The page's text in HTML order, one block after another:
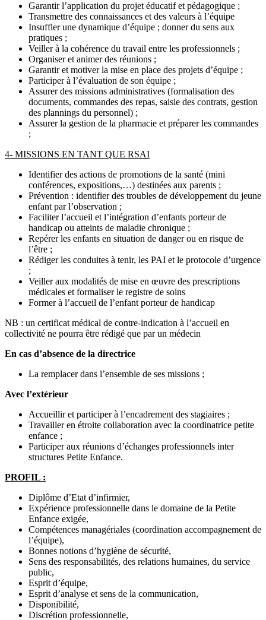
Garantir l’application du projet éducatif et pédagogique ;
Transmettre des connaissances et des valeurs à l’équipe
Insuffler une dynamique d’équipe ; donner du sens aux
pratiques ;
Veiller à la cohérence du travail entre les professionnels ;
Organiser et animer des réunions ;
Garantir et motiver la mise en place des projets d’équipe ;
Participer à l’évaluation de son équipe ;
Assurer des missions administratives (formalisation des
documents, commandes des repas, saisie des contrats, gestion
des plannings du personnel) ;
Assurer la gestion de la pharmacie et préparer les commandes
;
4- MISSIONS EN TANT QUE RSAI
Identifier des actions de promotions de la santé (mini
conférences, expositions,…) destinées aux parents ;
Prévention : identifier des troubles de développement du jeune
enfant par l’observation ;
Faciliter l’accueil et l’intégration d’enfants porteur de
handicap ou atteints de maladie chronique ;
Repérer les enfants en situation de danger ou en risque de
l’être ;
Rédiger les conduites à tenir, les PAI et le protocole d’urgence
;
Veiller aux modalités de mise en œuvre des prescriptions
médicales et formaliser le registre de soins
Former à l’accueil de l’enfant porteur de handicap
NB : un certificat médical de contre-indication à l’accueil en
collectivité ne pourra être rédigé que par un médecin
En cas d’absence de la directrice
La remplacer dans l’ensemble de ses missions ;
Avec l’extérieur
Accueillir et participer à l’encadrement des stagiaires ;
Travailler en étroite collaboration avec la coordinatrice petite
enfance ;
Participer aux réunions d’échanges professionnels inter
structures Petite Enfance.
PROFIL :
Diplôme d’Etat d’infirmier,
Expérience professionnelle dans le domaine de la Petite
Enfance exigée,
Compétences managériales (coordination accompagnement de
l’équipe),
Bonnes notions d’hygiène de sécurité,
Sens des responsabilités, des relations humaines, du service
public,
Esprit d’équipe,
Esprit d’analyse et sens de la communication,
Disponibilité,
Discrétion professionnelle,